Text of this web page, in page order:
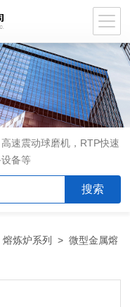
速震动球磨机，RTP快速
备等
熔炼炉系列
> 微型金属熔